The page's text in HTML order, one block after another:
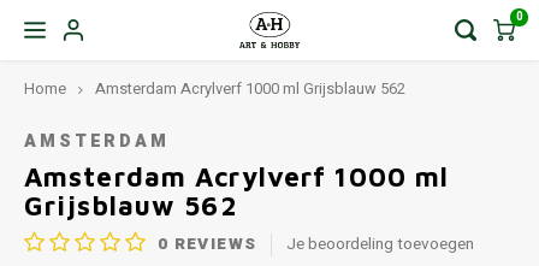
0
Home Amsterdam Acrylverf 1000 ml Grijsblauw 562
AMSTERDAM
Amsterdam Acrylverf 1000 ml
Grijsblauw 562
0 REVIEWS Je beoordeling toevoegen